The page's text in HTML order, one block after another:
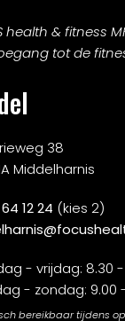
health & fitness
tot de
38
Middelharnis
12 24 (kies 2)
- vrijdag: 8.30 -
- zondag: 9.00 -
bereikbaar tijdens